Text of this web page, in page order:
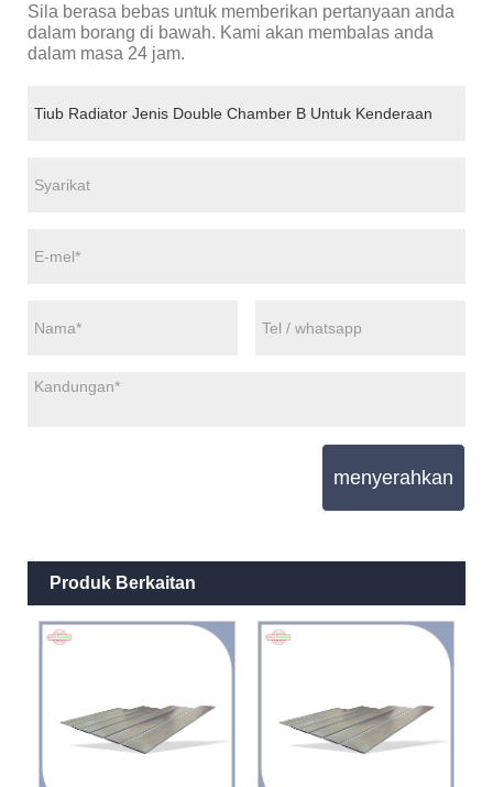
Sila berasa bebas untuk memberikan pertanyaan anda
dalam borang di bawah. Kami akan membalas anda
dalam masa 24 jam.
menyerahkan
Produk Berkaitan